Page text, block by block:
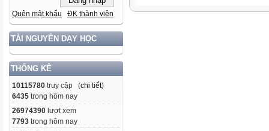
Quên mật khẩu ĐK thành viên
TÀI NGUYÊN DẠY HỌC
THỐNG KÊ
10115780 truy cập (chi tiết)
6435 trong hôm nay
26974390 lượt xem
7793 trong hôm nay